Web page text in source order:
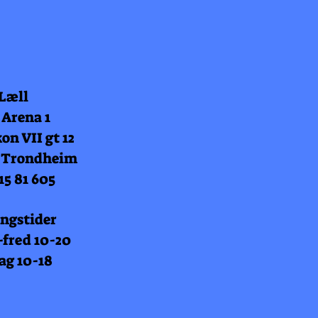
1
VII gt 12
Trondheim
81 605
10-20
10-18